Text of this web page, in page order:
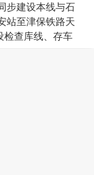
步建设本线与石
站至津保铁路天
检查库线、存车